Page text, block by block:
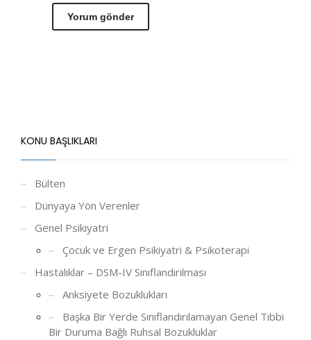
KONU BAŞLIKLARI
Bülten
Dünyaya Yön Verenler
Genel Psikiyatri
Çocuk ve Ergen Psikiyatri & Psikoterapi
Hastalıklar – DSM-IV Sınıflandırılması
Anksiyete Bozuklukları
Başka Bir Yerde Sınıflandırılamayan Genel Tıbbi
Bir Duruma Bağlı Ruhsal Bozukluklar